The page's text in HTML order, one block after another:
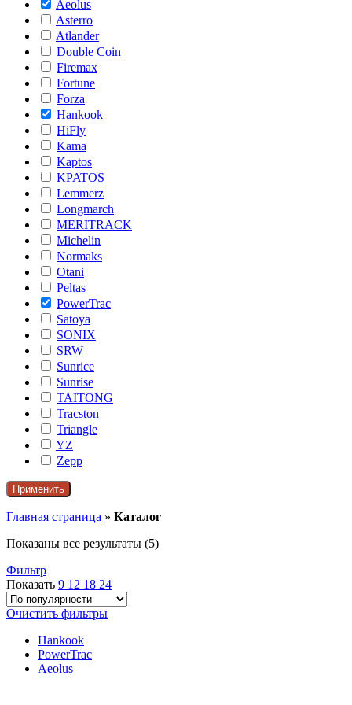
Aeolus
Asterro
Atlander
Double Coin
Firemax
Fortune
Forza
Hankook
HiFly
Kama
Kaptos
KPATOS
Lemmerz
Longmarch
MERITRACK
Michelin
Normaks
Otani
Peltas
PowerTrac
Satoya
SONIX
SRW
Sunrice
Sunrise
TAITONG
Tracston
Triangle
YZ
Zepp
Применить
Главная страница » Каталог
Показаны все результаты (5)Сортировка:
Фильтр
Показать 9 12 18 24
Очистить фильтры
Hankook
PowerTrac
Aeolus